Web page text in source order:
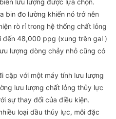
bin đo lường khiến nó trở nên
rò rỉ trong hệ thống chất lỏng
đến 48,000 ppg (xung trên gal )
lượng dòng chảy nhỏ cũng có
cặp với một máy tính lưu lượng
lưu lượng chất lỏng thủy lực
sự thay đổi của điều kiện.
loại dầu thủy lực, mỗi đặc